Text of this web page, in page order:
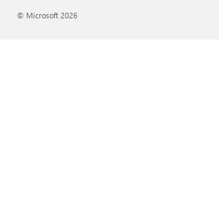
© Microsoft 2026